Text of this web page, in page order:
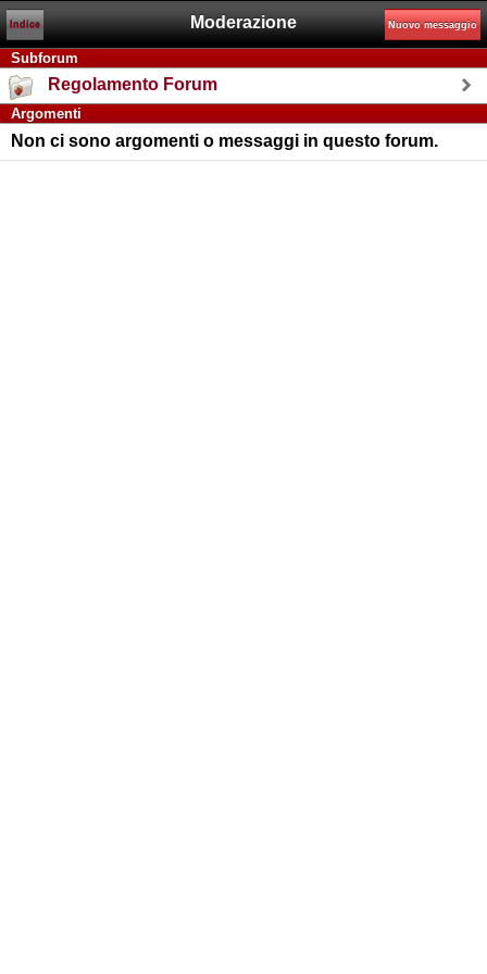
Moderazione
Indice Nuovo messaggio
Subforum
Regolamento Forum
Argomenti
Non ci sono argomenti o messaggi in questo forum.